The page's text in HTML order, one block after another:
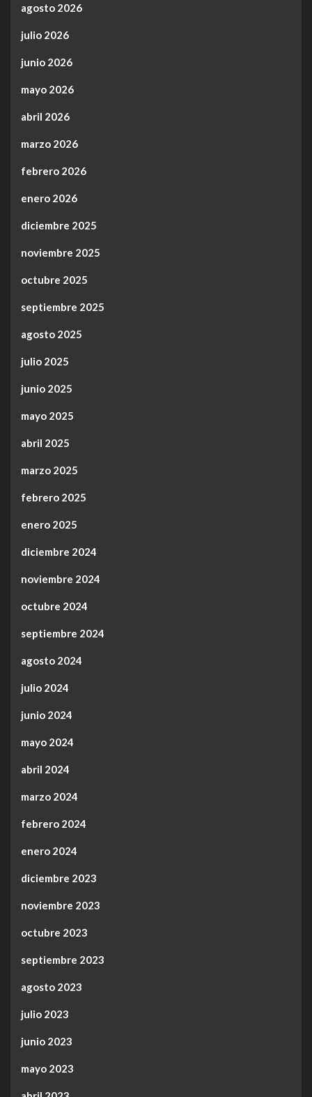
agosto 2026
julio 2026
junio 2026
mayo 2026
abril 2026
marzo 2026
febrero 2026
enero 2026
diciembre 2025
noviembre 2025
octubre 2025
septiembre 2025
agosto 2025
julio 2025
junio 2025
mayo 2025
abril 2025
marzo 2025
febrero 2025
enero 2025
diciembre 2024
noviembre 2024
octubre 2024
septiembre 2024
agosto 2024
julio 2024
junio 2024
mayo 2024
abril 2024
marzo 2024
febrero 2024
enero 2024
diciembre 2023
noviembre 2023
octubre 2023
septiembre 2023
agosto 2023
julio 2023
junio 2023
mayo 2023